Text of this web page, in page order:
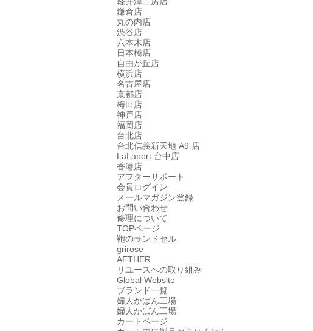
鎌倉店
丸の内店
渋谷店
六本木店
日本橋店
自由が丘店
横浜店
名古屋店
京都店
梅田店
神戸店
福岡店
台北店
台北信義新天地 A9 店
LaLaport 台中店
香港店
アフターサポート
会員ログイン
メールマガジン登録
お問い合わせ
修理について
TOPページ
鞄のランドセル
grirose
AETHER
リユースへの取り組み
Global Website
ブランド一覧
婦人かばん工場
婦人かばん工場
カートページ